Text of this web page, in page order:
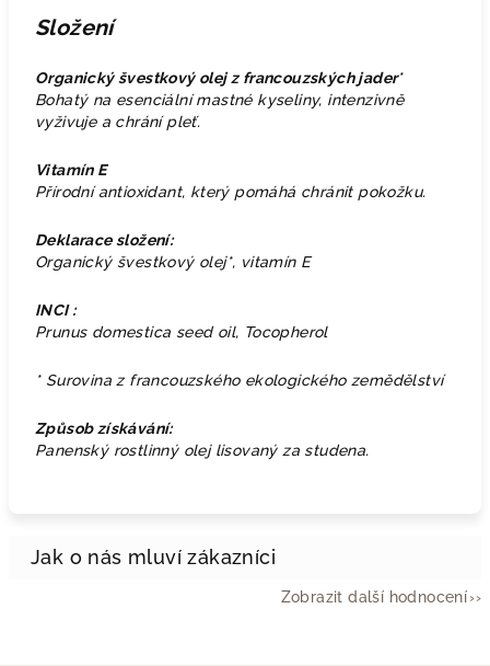
Složení
Organický švestkový olej z francouzských jader*
Bohatý na esenciální mastné kyseliny, intenzivně
vyživuje a chrání pleť.
Vitamín E
Přírodní antioxidant, který pomáhá chránit pokožku.
Deklarace složení:
Organický švestkový olej*, vitamín E
INCI :
Prunus domestica seed oil, Tocopherol
* Surovina z francouzského ekologického zemědělství
Způsob získávání:
Panenský rostlinný olej lisovaný za studena.
Zobrazit další hodnocení